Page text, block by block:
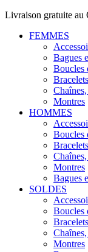
Livraison gratuite au
FEMMES
Bagues
Boucles
Bracelets
Montres
HOMMES
Boucles
Bracelets
Montres
Bagues
SOLDES
Boucles
Bracelets
Montres